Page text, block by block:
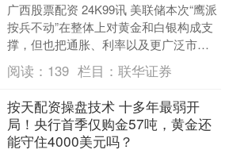
广西股票配资 24K99讯 美联储本次“鹰派
按兵不动”在整体上对黄金和白银构成支
撑，但也把通胀、利率以及更广泛市场
的不确定性推迟到夏季结束之后。多位
专家认为，在....
阅读： 139 栏目：联华证券
按天配资操盘技术 十多年最弱开
局！央行首季仅购金57吨，黄金还
能守住4000美元吗？